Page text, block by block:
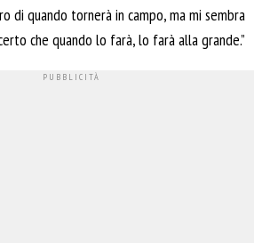
di quando tornerà in campo, ma mi sembra
che quando lo farà, lo farà alla grande.”